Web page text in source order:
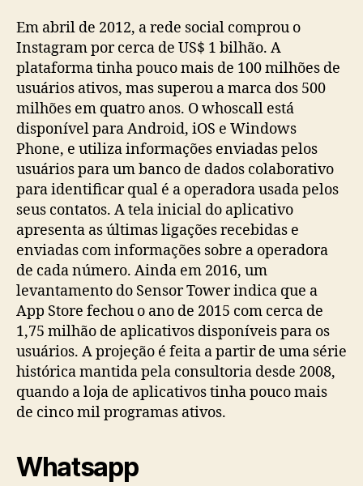
Em abril de 2012, a rede social comprou o
Instagram por cerca de US$ 1 bilhão. A
plataforma tinha pouco mais de 100 milhões de
usuários ativos, mas superou a marca dos 500
milhões em quatro anos. O whoscall está
disponível para Android, iOS e Windows
Phone, e utiliza informações enviadas pelos
usuários para um banco de dados colaborativo
para identificar qual é a operadora usada pelos
seus contatos. A tela inicial do aplicativo
apresenta as últimas ligações recebidas e
enviadas com informações sobre a operadora
de cada número. Ainda em 2016, um
levantamento do Sensor Tower indica que a
App Store fechou o ano de 2015 com cerca de
1,75 milhão de aplicativos disponíveis para os
usuários. A projeção é feita a partir de uma série
histórica mantida pela consultoria desde 2008,
quando a loja de aplicativos tinha pouco mais
de cinco mil programas ativos.
Whatsapp